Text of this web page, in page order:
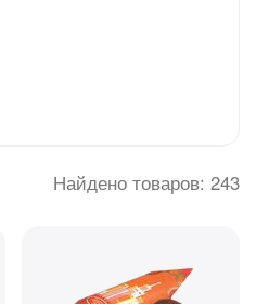
Найдено товаров: 243